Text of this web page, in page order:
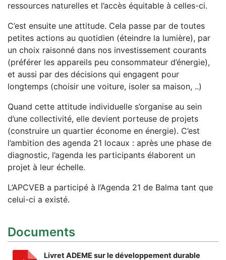
ressources naturelles et l’accès équitable à celles-ci.
C’est ensuite une attitude. Cela passe par de toutes
petites actions au quotidien (éteindre la lumière), par
un choix raisonné dans nos investissement courants
(préférer les appareils peu consommateur d’énergie),
et aussi par des décisions qui engagent pour
longtemps (choisir une voiture, isoler sa maison, ..)
Quand cette attitude individuelle s’organise au sein
d’une collectivité, elle devient porteuse de projets
(construire un quartier économe en énergie). C’est
l’ambition des agenda 21 locaux : après une phase de
diagnostic, l’agenda les participants élaborent un
projet à leur échelle.
L’APCVEB a participé à l’Agenda 21 de Balma tant que
celui-ci a existé.
Documents
Livret ADEME sur le développement durable